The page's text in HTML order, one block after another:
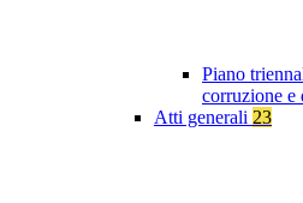
Piano
corruzione e
Atti generali 23